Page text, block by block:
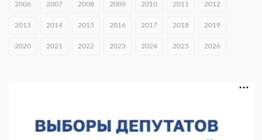
05.08.2026 14:04
2006 2007 2008 2009 2010 2011 2012
2013 2014 2015 2016 2017 2018 2019
2020 2021 2022 2023 2024 2025 2026